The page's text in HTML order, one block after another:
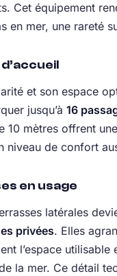
Cet équipement
en mer, une rareté
et son espace
jusqu’à 16
10 mètres offrent
niveau de confort
en usage
latérales
privées. Elles
l’espace utilisable
la mer. Ce détail